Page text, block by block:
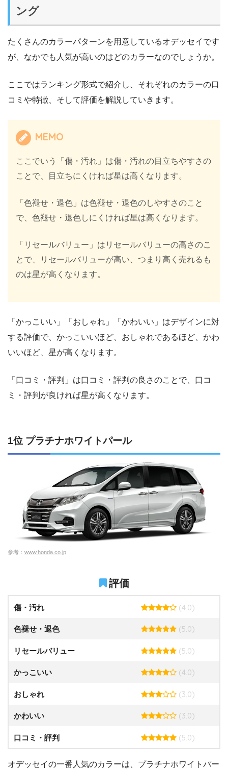
ング
たくさんのカラーパターンを用意しているオデッセイです
が、なかでも人気が高いのはどのカラーなのでしょうか。
ここではランキング形式で紹介し、それぞれのカラーの口
コミや特徴、そして評価を解説していきます。
MEMO
ここでいう「傷・汚れ」は傷・汚れの目立ちやすさの
ことで、目立ちにくければ星は高くなります。
「色褪せ・退色」は色褪せ・退色のしやすさのこと
で、色褪せ・退色しにくければ星は高くなります。
「リセールバリュー」はリセールバリューの高さのこ
とで、リセールバリューが高い、つまり高く売れるも
のは星が高くなります。
「かっこいい」「おしゃれ」「かわいい」はデザインに対
する評価で、かっこいいほど、おしゃれであるほど、かわ
いいほど、星が高くなります。
「口コミ・評判」は口コミ・評判の良さのことで、口コ
ミ・評判が良ければ星が高くなります。
1位 プラチナホワイトパール
参考： www.honda.co.jp
評価
傷・汚れ (4.0)
色褪せ・退色 (5.0)
リセールバリュー (5.0)
かっこいい (4.0)
おしゃれ (3.0)
かわいい (3.0)
口コミ・評判 (5.0)
オデッセイの一番人気のカラーは、プラチナホワイトパー